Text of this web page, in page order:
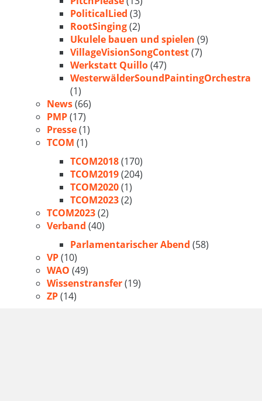
PoliticalLied (3)
RootSinging(2)
Ukulele bauen und spielen (9)
VillageVisionSongContest(7)
Werkstatt Quillo(47)
WesterwälderSoundPaintingOrchestra
(1)
News(66)
PMP(17)
Presse(1)
TCOM (1)
TCOM2018(170)
TCOM2019(204)
TCOM2020(1)
TCOM2023(2)
TCOM2023(2)
Verband (40)
Parlamentarischer Abend (58)
VP(10)
WAO (49)
Wissenstransfer(19)
ZP(14)